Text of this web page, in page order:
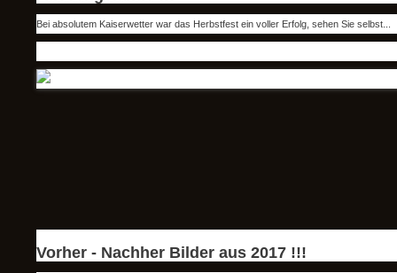
Bei absolutem Kaiserwetter war das Herbstfest ein voller Erfolg, sehen Sie selbst...
Vorher - Nachher Bilder aus 2017 !!!